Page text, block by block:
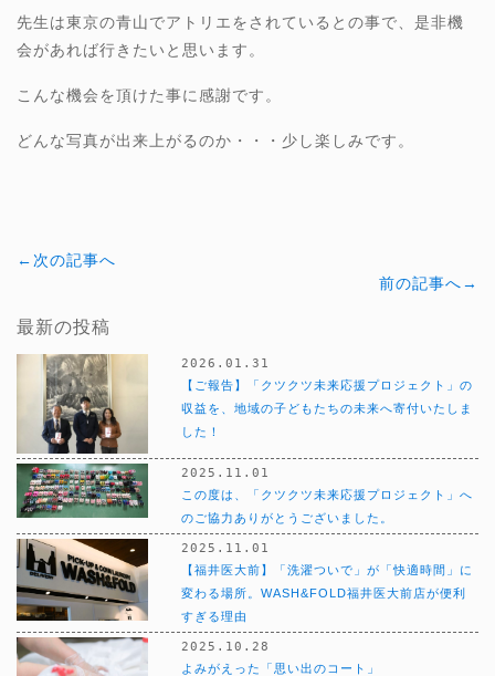
先生は東京の青山でアトリエをされているとの事で、是非機
会があれば行きたいと思います。
こんな機会を頂けた事に感謝です。
どんな写真が出来上がるのか・・・少し楽しみです。
←次の記事へ
前の記事へ→
最新の投稿
2026.01.31
【ご報告】「クツクツ未来応援プロジェクト」の
収益を、地域の子どもたちの未来へ寄付いたしま
した！
2025.11.01
この度は、「クツクツ未来応援プロジェクト」へ
のご協力ありがとうございました。
2025.11.01
【福井医大前】「洗濯ついで」が「快適時間」に
変わる場所。WASH&FOLD福井医大前店が便利
すぎる理由
2025.10.28
よみがえった「思い出のコート」